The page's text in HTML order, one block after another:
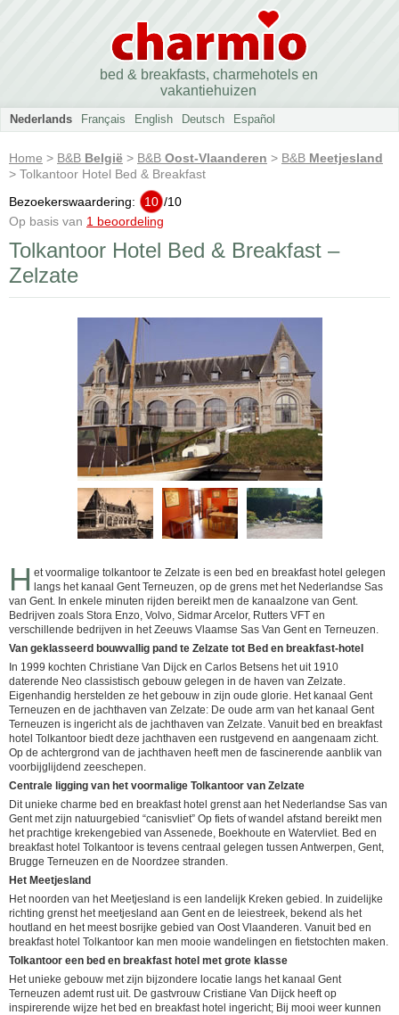
bed & breakfasts, charmehotels en
vakantiehuizen
Nederlands Français English Deutsch Español
Home > B&B België > B&B Oost-Vlaanderen > B&B Meetjesland
> Tolkantoor Hotel Bed & Breakfast
Bezoekerswaardering:
10 /10
Op basis van 1 beoordeling
Tolkantoor Hotel Bed & Breakfast –
Zelzate
H et voormalige tolkantoor te Zelzate is een bed en breakfast hotel gelegen
langs het kanaal Gent Terneuzen, op de grens met het Nederlandse Sas
van Gent. In enkele minuten rijden bereikt men de kanaalzone van Gent.
Bedrijven zoals Stora Enzo, Volvo, Sidmar Arcelor, Rutters VFT en
verschillende bedrijven in het Zeeuws Vlaamse Sas Van Gent en Terneuzen.
Van geklasseerd bouwvallig pand te Zelzate tot Bed en breakfast-hotel
In 1999 kochten Christiane Van Dijck en Carlos Betsens het uit 1910
daterende Neo classistisch gebouw gelegen in de haven van Zelzate.
Eigenhandig herstelden ze het gebouw in zijn oude glorie. Het kanaal Gent
Terneuzen en de jachthaven van Zelzate: De oude arm van het kanaal Gent
Terneuzen is ingericht als de jachthaven van Zelzate. Vanuit bed en breakfast
hotel Tolkantoor biedt deze jachthaven een rustgevend en aangenaam zicht.
Op de achtergrond van de jachthaven heeft men de fascinerende aanblik van
voorbijglijdend zeeschepen.
Centrale ligging van het voormalige Tolkantoor van Zelzate
Dit unieke charme bed en breakfast hotel grenst aan het Nederlandse Sas van
Gent met zijn natuurgebied “canisvliet” Op fiets of wandel afstand bereikt men
het prachtige krekengebied van Assenede, Boekhoute en Watervliet. Bed en
breakfast hotel Tolkantoor is tevens centraal gelegen tussen Antwerpen, Gent,
Brugge Terneuzen en de Noordzee stranden.
Het Meetjesland
Het noorden van het Meetjesland is een landelijk Kreken gebied. In zuidelijke
richting grenst het meetjesland aan Gent en de leiestreek, bekend als het
houtland en het meest bosrijke gebied van Oost Vlaanderen. Vanuit bed en
breakfast hotel Tolkantoor kan men mooie wandelingen en fietstochten maken.
Tolkantoor een bed en breakfast hotel met grote klasse
Het unieke gebouw met zijn bijzondere locatie langs het kanaal Gent
Terneuzen ademt rust uit. De gastvrouw Cristiane Van Dijck heeft op
inspirerende wijze het bed en breakfast hotel ingericht; Bij mooi weer kunnen